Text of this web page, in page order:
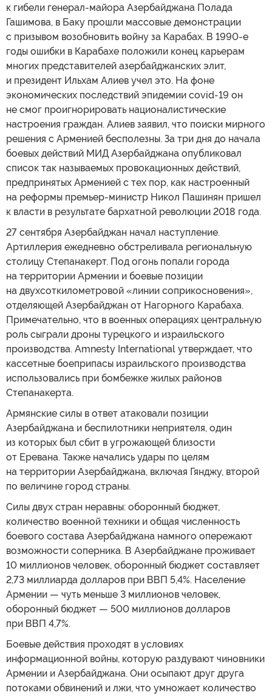
к гибели генерал-майора Азербайджана Полада
Гашимова, в Баку прошли массовые демонстрации
с призывом возобновить войну за Карабах. В 1990-е
годы ошибки в Карабахе положили конец карьерам
многих представителей азербайджанских элит,
и президент Ильхам Алиев учел это. На фоне
экономических последствий эпидемии covid-19 он
не смог проигнорировать националистические
настроения граждан. Алиев заявил, что поиски мирного
решения с Арменией бесполезны. За три дня до начала
боевых действий МИД Азербайджана опубликовал
список так называемых провокационных действий,
предпринятых Арменией с тех пор, как настроенный
на реформы премьер-министр Никол Пашинян пришел
к власти в результате бархатной революции 2018 года.
27 сентября Азербайджан начал наступление.
Артиллерия ежедневно обстреливала региональную
столицу Степанакерт. Под огонь попали города
на территории Армении и боевые позиции
на двухсоткилометровой «линии соприкосновения»,
отделяющей Азербайджан от Нагорного Карабаха.
Примечательно, что в военных операциях центральную
роль сыграли дроны турецкого и израильского
производства. Amnesty International утверждает, что
кассетные боеприпасы израильского производства
использовались при бомбежке жилых районов
Степанакерта.
Армянские силы в ответ атаковали позиции
Азербайджана и беспилотники неприятеля, один
из которых был сбит в угрожающей близости
от Еревана. Также начались удары по целям
на территории Азербайджана, включая Гянджу, второй
по величине город страны.
Силы двух стран неравны: оборонный бюджет,
количество военной техники и общая численность
боевого состава Азербайджана намного опережают
возможности соперника. В Азербайджане проживает
10 миллионов человек, оборонный бюджет составляет
2,73 миллиарда долларов при ВВП 5,4%. Население
Армении — чуть меньше 3 миллионов человек,
оборонный бюджет — 500 миллионов долларов
при ВВП 4,7%.
Боевые действия проходят в условиях
информационной войны, которую раздувают чиновники
Армении и Азербайджана. Они осыпают друг друга
потоками обвинений и лжи, что умножает количество